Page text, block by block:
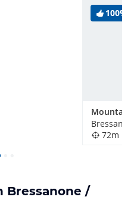
100%
72m
Bressanone /